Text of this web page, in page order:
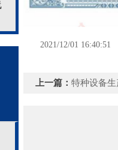
2021/12/01 16:40:51
上一篇： 特种设备